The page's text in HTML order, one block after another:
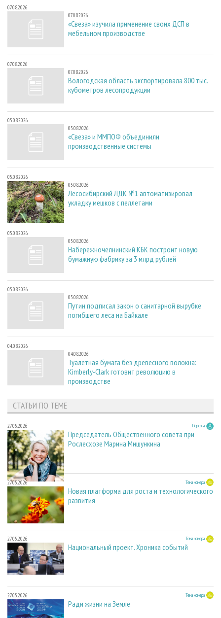
07.08.2026
07.08.2026
«Свеза» изучила применение своих ДСП в
мебельном производстве
07.08.2026
07.08.2026
Вологодская область экспортировала 800 тыс.
кубометров лесопродукции
05.08.2026
05.08.2026
«Свеза» и ММПОФ объединили
производственные системы
05.08.2026
05.08.2026
Лесосибирский ЛДК №1 автоматизировал
укладку мешков с пеллетами
05.08.2026
05.08.2026
Набережночелнинский КБК построит новую
бумажную фабрику за 3 млрд рублей
05.08.2026
05.08.2026
Путин подписал закон о санитарной вырубке
погибшего леса на Байкале
04.08.2026
04.08.2026
Туалетная бумага без древесного волокна:
Kimberly-Clark готовит революцию в
производстве
СТАТЬИ ПО ТЕМЕ
27.05.2026 Персона
Председатель Общественного совета при
Рослесхозе Марина Мишункина
27.05.2026 Тема номера
Новая платформа для роста и технологического
развития
27.05.2026 Тема номера
Национальный проект. Хроника событий
27.05.2026 Тема номера
Ради жизни на Земле